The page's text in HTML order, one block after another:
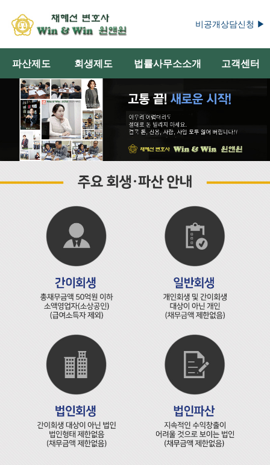
비공개상담신청 ▶
파산제도 회생제도 법률사무소소개 고객센터